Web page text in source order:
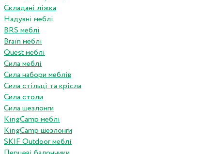
Складані ліжка
Надувні меблі
BRS меблі
Brain меблі
Quest меблі
Сила меблі
Сила набори меблів
Сила стільці та крісла
Сила столи
Сила шезлонги
KingCamp меблі
KingCamp шезлонги
SKIF Outdoor меблі